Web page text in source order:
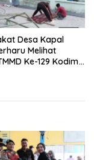
Desa Kapal
Melihat
Ke-129 Kodim